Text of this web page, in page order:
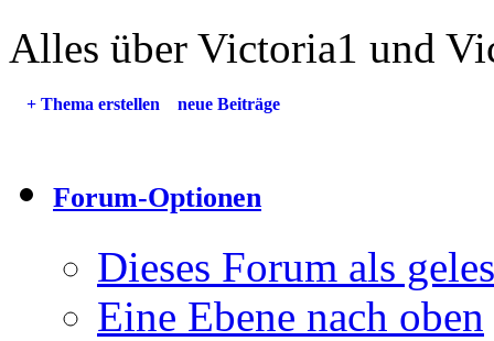
Alles über Victoria1 und
+ Thema erstellen neue Beiträge
Forum-Optionen
Dieses Forum als
Eine Ebene nach oben